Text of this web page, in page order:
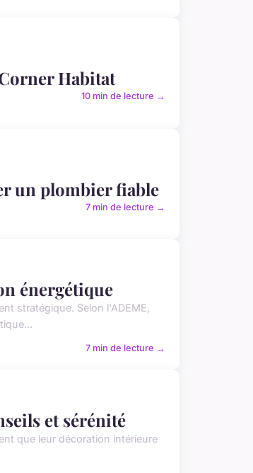
Habitat
10 min de lecture →
un plombier fiable
7 min de lecture →
énergétique
stratégique. Selon l'ADEME,
7 min de lecture →
et sérénité
que leur décoration intérieure